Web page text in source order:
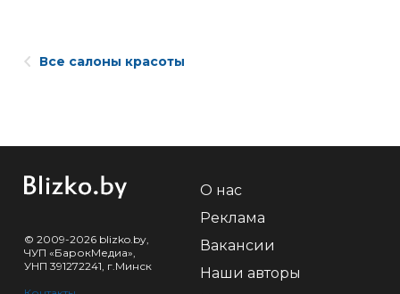
Все салоны красоты
© 2009-2026 blizko.by,
ЧУП «БарокМедиа»,
УНП 391272241, г.Минск
О нас
Реклама
Вакансии
Наши авторы